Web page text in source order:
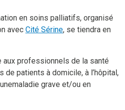
en soins palliatifs, organisé
avec Cité Sérine, se tiendra en
aux professionnels de la santé
patients à domicile, à l’hôpital,
grave et/ou en